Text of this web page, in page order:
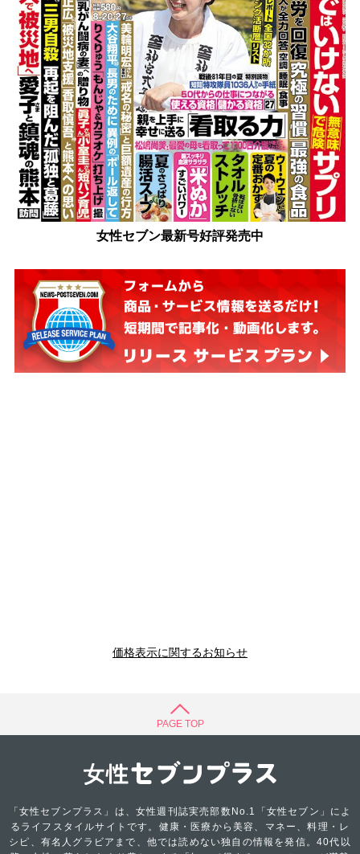
女性セブン最新号好評発売中
価格表示に関するお知らせ
PAGE TOP
「女性セブンプラス」は、女性週刊誌実売部数No.1「女性セブン」によ
るライフスタイルサイトです。健康・医療から美容、マネー、料理・レ
シピ、有名人グラビアまで、他では読めない独自の情報を発信。40代以